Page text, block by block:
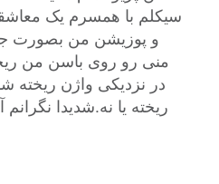
سیکلم با همسرم یک
و پوزیشن من بصورت
منی رو روی باسن من
در نزدیکی واژن ریخته
ریخته یا نه.شدیدا نگرانم